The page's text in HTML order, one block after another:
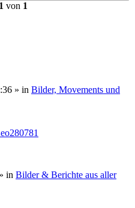
1 von 1
» in Bilder, Movements und
in Bilder & Berichte aus aller